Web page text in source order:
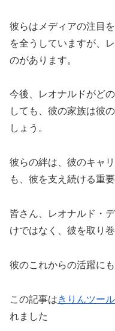
彼らはメディアの注目
を全うしていますが、
のがあります。
今後、レオナルドがど
しても、彼の家族は彼
しょう。
彼らの絆は、彼のキャ
も、彼を支え続ける重
皆さん、レオナルド・
けではなく、彼を取り
彼のこれからの活躍に
この記事はきりんツール
れました